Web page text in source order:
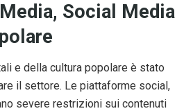
Social Media
e della cultura popolare è stato
il settore. Le piattaforme social,
severe restrizioni sui contenuti